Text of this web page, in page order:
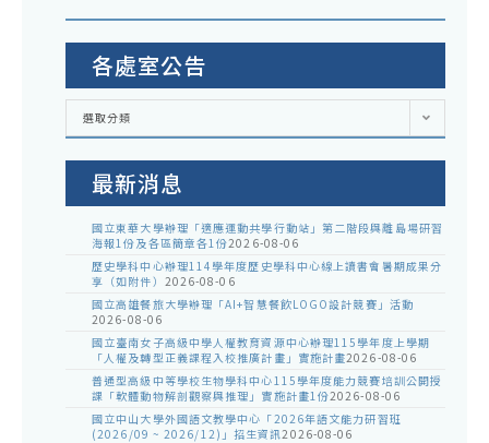
各處室公告
各
室
選取分類
最新消息
國立東華大學辦理「適應運動共學行動站」第二階段與離島場研習
海報1份及各區簡章各1份2026-08-06
歷史學科中心辦理114學年度歷史學科中心線上讀書會暑期成果分
享（如附件） 2026-08-06
國立高雄餐旅大學辦理「AI+智慧餐飲LOGO設計競賽」活動
2026-08-06
國立臺南女子高級中學人權教育資源中心辦理115學年度上學期
「人權及轉型正義課程入校推廣計畫」實施計畫2026-08-06
普通型高級中等學校生物學科中心115學年度能力競賽培訓公開授
課「軟體動物解剖觀察與推理」實施計畫1份2026-08-06
國立中山大學外國語文教學中心「2026年語文能力研習班
(2026/09 ~ 2026/12)」招生資訊2026-08-06